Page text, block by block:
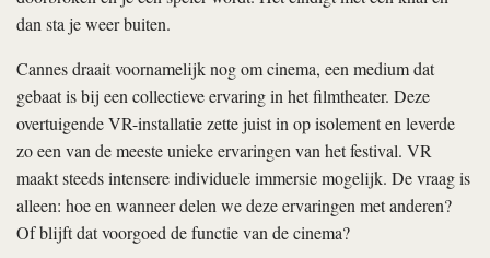
dan sta je weer buiten.
Cannes draait voornamelijk nog om cinema, een medium dat
gebaat is bij een collectieve ervaring in het filmtheater. Deze
overtuigende VR-installatie zette juist in op isolement en leverde
zo een van de meeste unieke ervaringen van het festival. VR
maakt steeds intensere individuele immersie mogelijk. De vraag is
alleen: hoe en wanneer delen we deze ervaringen met anderen?
Of blijft dat voorgoed de functie van de cinema?